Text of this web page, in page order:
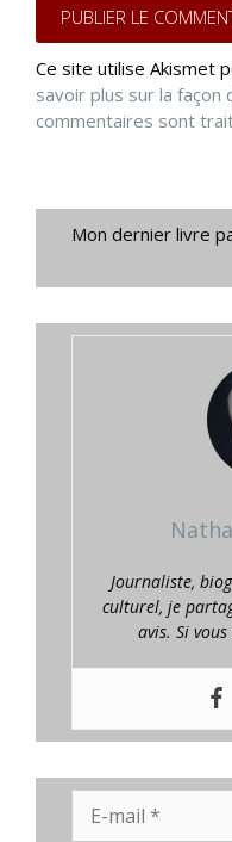
Ce site utilise Akismet
savoir plus sur la
commentaires sont
Mon dernier livre
Journaliste,
culturel, je
avis. Si
mail